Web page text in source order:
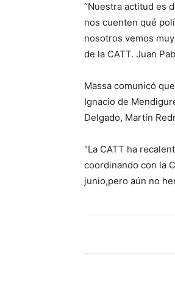
“Nuestra actitud es
nos cuenten qué
nosotros vemos
de la CATT. Juan
Massa comunicó
Ignacio de
Delgado, Martín
“La CATT ha
coordinando con la
junio,pero aún no